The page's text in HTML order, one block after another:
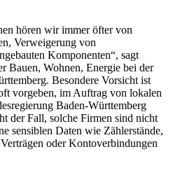
hören wir immer öfter von
Verweigerung von
Komponenten“, sagt
Bauen, Wohnen, Energie bei der
Besondere Vorsicht ist
vorgeben, im Auftrag von lokalen
Baden-Württemberg
der Fall, solche Firmen sind nicht
sensiblen Daten wie Zählerstände,
oder Kontoverbindungen